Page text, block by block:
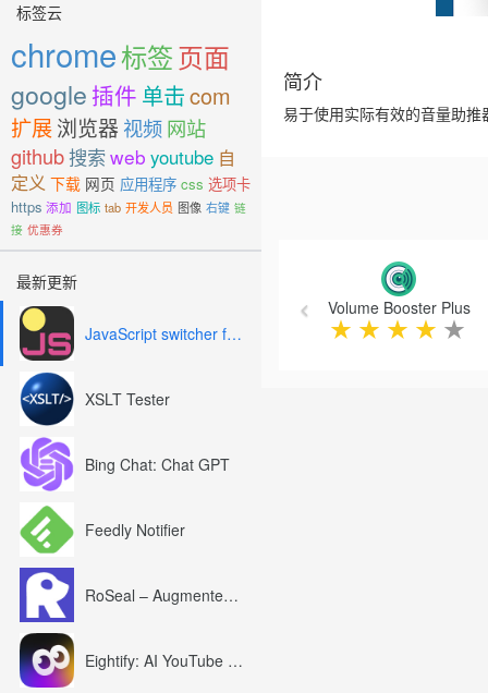
标签云
chrome标签页面
google 插件 单击com
扩展浏览器 视频网站
github搜索web youtube 自
定义 下载 网页 应用程序 css 选项卡
https 添加 图标 tab 开发人员 图像 右键 链
接 优惠券
最新更新
JavaScript switcher for SEO and development
XSLT Tester
Bing Chat: Chat GPT
Feedly Notifier
RoSeal – Augmented Roblox Experience
Eightify: AI YouTube Summary with ChatGPT
简介
易于使用实际有效的音量助
Volume Booster Plus
★ ★ ★ ★ ★